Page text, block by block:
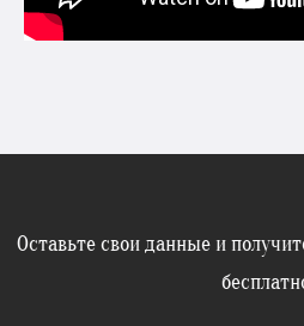
Оставьте свои данные и